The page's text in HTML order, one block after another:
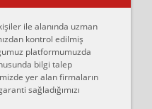
taşımak için
düzgün şekilde
ile alanında uzman
kontrol edilmiş
platformumuzda
bilgi talep
yer alan firmaların
sağladığımızı